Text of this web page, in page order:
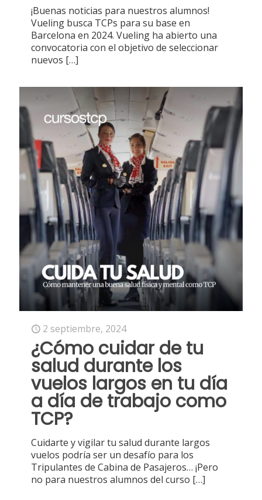
¡Buenas noticias para nuestros alumnos!
Vueling busca TCPs para su base en
Barcelona en 2024. Vueling ha abierto una
convocatoria con el objetivo de seleccionar
nuevos […]
2 septiembre, 2024
¿Cómo cuidar de tu
salud durante los
vuelos largos en tu día
a día de trabajo como
TCP?
Cuidarte y vigilar tu salud durante largos
vuelos podría ser un desafío para los
Tripulantes de Cabina de Pasajeros… ¡Pero
no para nuestros alumnos del curso […]